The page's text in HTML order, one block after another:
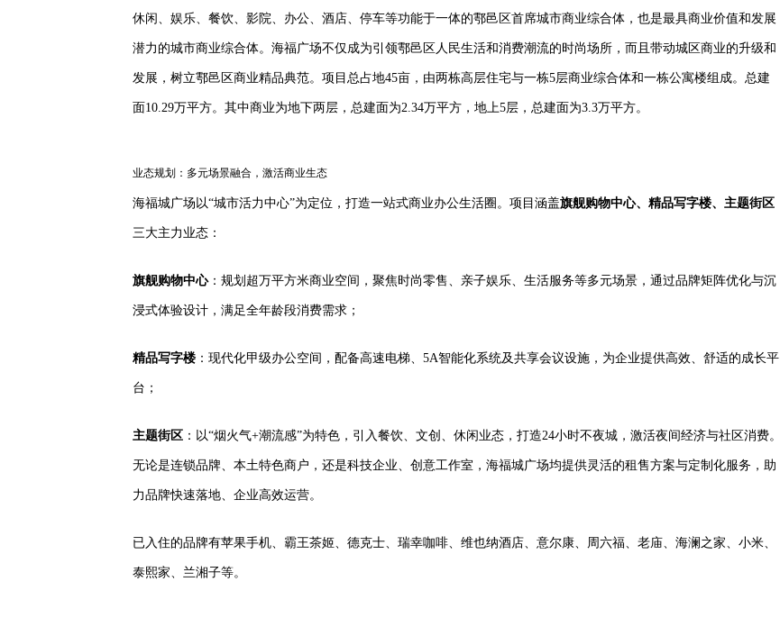
休闲、娱乐、餐饮、影院、办公、酒店、停车等功能于一体的鄠邑区首席城市商业综合体，也是最具商业价值和发展
潜力的城市商业综合体。海福广场不仅成为引领鄠邑区人民生活和消费潮流的时尚场所，而且带动城区商业的升级和
发展，树立鄠邑区商业精品典范。项目总占地45亩，由两栋高层住宅与一栋5层商业综合体和一栋公寓楼组成。总建
面10.29万平方。其中商业为地下两层，总建面为2.34万平方，地上5层，总建面为3.3万平方。
业态规划：多元场景融合，激活商业生态
海福城广场以“城市活力中心”为定位，打造一站式商业办公生活圈。项目涵盖旗舰购物中心、精品写字楼、主题街区
三大主力业态：
旗舰购物中心：规划超万平方米商业空间，聚焦时尚零售、亲子娱乐、生活服务等多元场景，通过品牌矩阵优化与沉
浸式体验设计，满足全年龄段消费需求；
精品写字楼 ：现代化甲级办公空间，配备高速电梯、5A智能化系统及共享会议设施，为企业提供高效、舒适的成长平
台；
主题街区 ：以“烟火气+潮流感”为特色，引入餐饮、文创、休闲业态，打造24小时不夜城，激活夜间经济与社区消费。
无论是连锁品牌、本土特色商户，还是科技企业、创意工作室，海福城广场均提供灵活的租售方案与定制化服务，助
力品牌快速落地、企业高效运营。
已入住的品牌有苹果手机、霸王茶姬、德克士、瑞幸咖啡、维也纳酒店、意尔康、周六福、老庙、海澜之家、小米、
泰熙家、兰湘子等。